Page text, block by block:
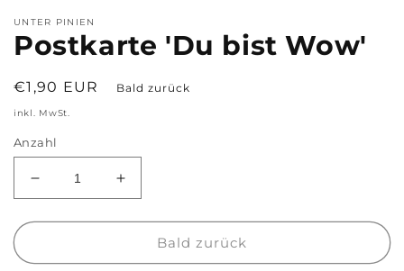
UNTER PINIEN
Postkarte 'Du bist Wow'
Normaler
Preis
€1,90 EUR Bald zurück
inkl. MwSt.
Anzahl
Verringere
die
Menge
Postkarte
Erhöhe
die
Menge
Postkarte
Bald zurück